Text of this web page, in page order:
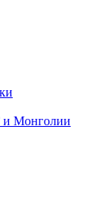
и Монголии